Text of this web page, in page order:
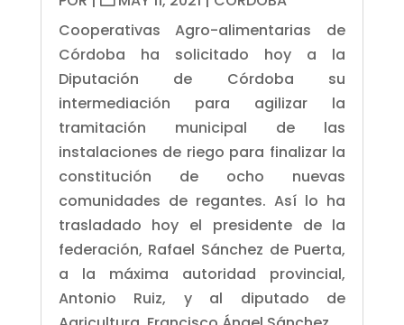
Cooperativas Agro-alimentarias de
Córdoba ha solicitado hoy a la
Diputación de Córdoba su
intermediación para agilizar la
tramitación municipal de las
instalaciones de riego para finalizar la
constitución de ocho nuevas
comunidades de regantes. Así lo ha
trasladado hoy el presidente de la
federación, Rafael Sánchez de Puerta,
a la máxima autoridad provincial,
Antonio Ruiz, y al diputado de